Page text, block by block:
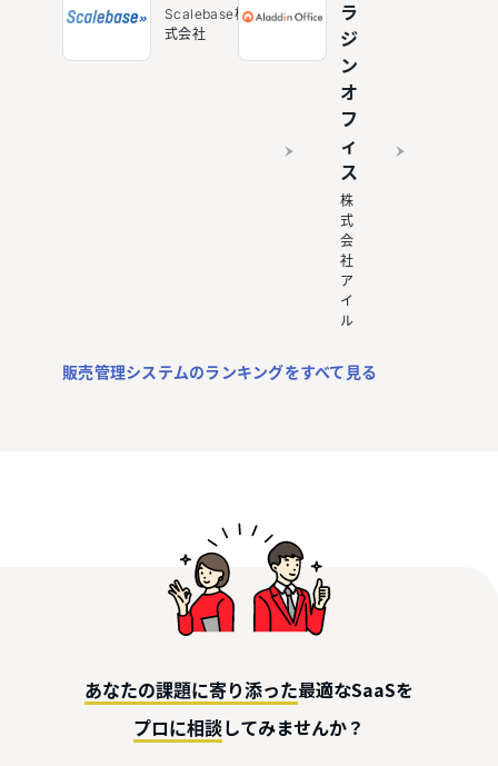
Scalebase株
式会社
ラ
ジ
ン
オ
フ
ィ
ス
株
式
会
社
ア
イ
ル
販売管理システムのランキングをすべて見る
あなたの課題に寄り添った最適なSaaSを
プロに相談してみませんか？